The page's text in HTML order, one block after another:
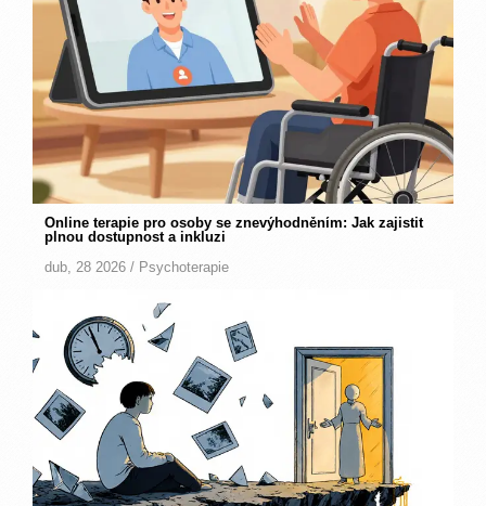
Online terapie pro osoby se znevýhodněním: Jak zajistit
plnou dostupnost a inkluzi
dub, 28 2026 / Psychoterapie